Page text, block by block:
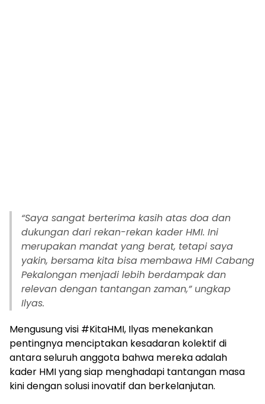
“Saya sangat berterima kasih atas doa dan
dukungan dari rekan-rekan kader HMI. Ini
merupakan mandat yang berat, tetapi saya
yakin, bersama kita bisa membawa HMI Cabang
Pekalongan menjadi lebih berdampak dan
relevan dengan tantangan zaman,” ungkap
Ilyas.
Mengusung visi #KitaHMI, Ilyas menekankan
pentingnya menciptakan kesadaran kolektif di
antara seluruh anggota bahwa mereka adalah
kader HMI yang siap menghadapi tantangan masa
kini dengan solusi inovatif dan berkelanjutan.